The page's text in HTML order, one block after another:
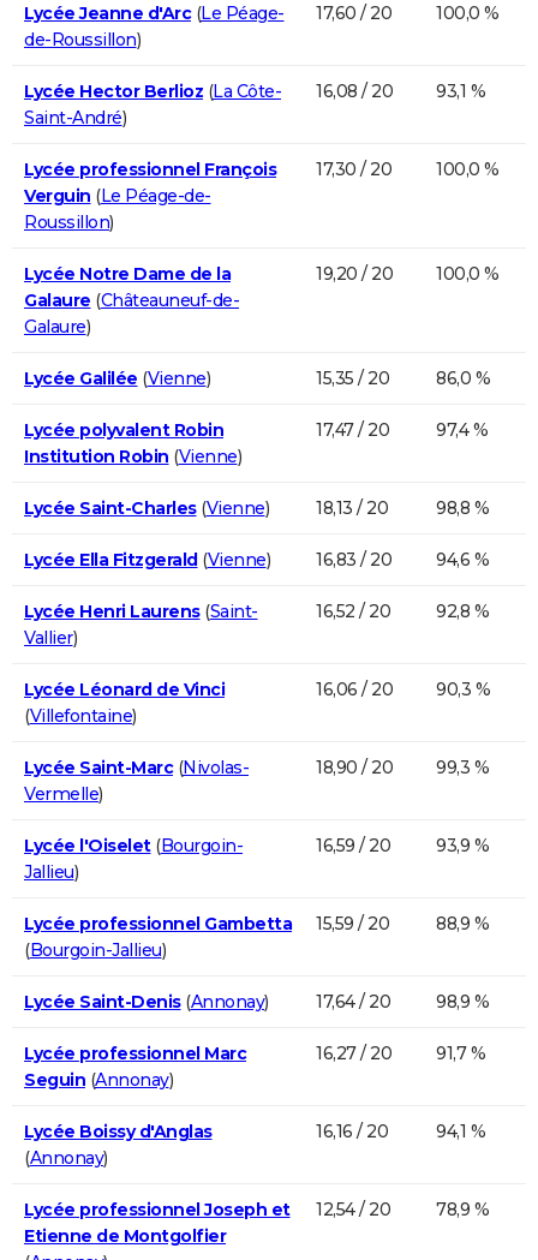
Lycée Jeanne d'Arc(Le Péage-
de-Roussillon)
17,60 / 20 100,0 %
Lycée Hector Berlioz (La Côte-
Saint-André)
16,08 / 20 93,1 %
Lycée professionnel François
Verguin (Le Péage-de-
Roussillon)
17,30 / 20 100,0 %
Lycée Notre Dame de la
Galaure (Châteauneuf-de-
Galaure)
19,20 / 20 100,0 %
Lycée Galilée (Vienne) 15,35 / 20 86,0 %
Lycée polyvalent Robin
Institution Robin (Vienne)
17,47 / 20 97,4 %
Lycée Saint-Charles(Vienne) 18,13 / 20 98,8 %
Lycée Ella Fitzgerald(Vienne) 16,83 / 20 94,6 %
Lycée Henri Laurens(Saint-
Vallier)
16,52 / 20 92,8 %
Lycée Léonard de Vinci
(Villefontaine)
16,06 / 20 90,3 %
Lycée Saint-Marc(Nivolas-
Vermelle)
18,90 / 20 99,3 %
Lycée l'Oiselet(Bourgoin-
Jallieu)
16,59 / 20 93,9 %
Lycée professionnel Gambetta
(Bourgoin-Jallieu)
15,59 / 20 88,9 %
Lycée Saint-Denis(Annonay) 17,64 / 20 98,9 %
Lycée professionnel Marc
Seguin (Annonay)
16,27 / 20 91,7 %
Lycée Boissy d'Anglas
(Annonay)
16,16 / 20 94,1 %
Lycée professionnel Joseph et
Etienne de Montgolfier
12,54 / 20 78,9 %